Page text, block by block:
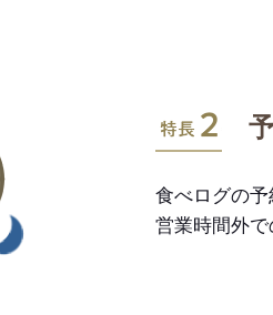
特
食べログの
営業時間外